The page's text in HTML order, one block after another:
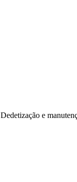
Dedetização e